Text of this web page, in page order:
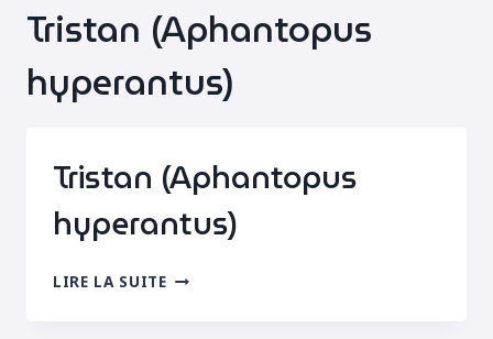
Tristan (Aphantopus
hyperantus)
Tristan (Aphantopus
hyperantus)
LIRE LA SUITETRISTAN